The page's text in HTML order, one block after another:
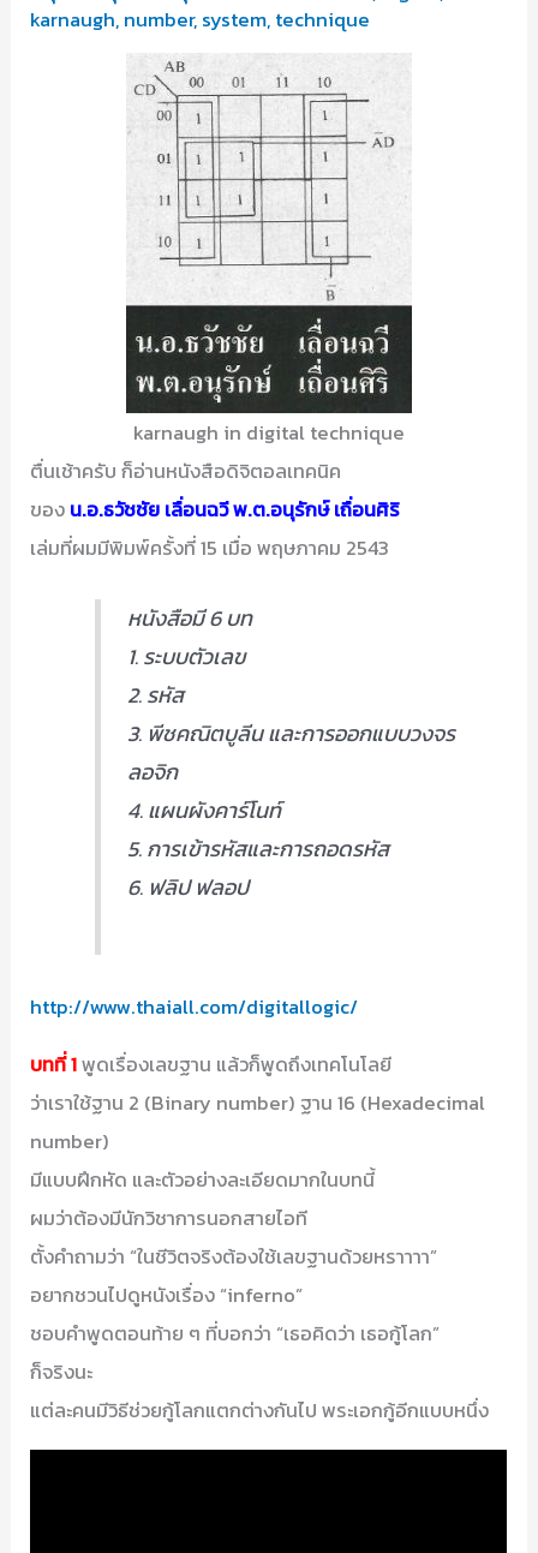
เทคนิค
karnaugh, number, system, technique
karnaugh in digital technique
ตื่นเช้าครับ ก็อ่านหนังสือดิจิตอลเทคนิค
ของ น.อ.ธวัชชัย เลื่อนฉวี พ.ต.อนุรักษ์ เถื่อนศิริ
เล่มที่ผมมีพิมพ์ครั้งที่ 15 เมื่อ พฤษภาคม 2543
หนังสือมี 6 บท
1. ระบบตัวเลข
2. รหัส
3. พีชคณิตบูลีน และการออกแบบวงจร
ลอจิก
4. แผนผังคาร์โนท์
5. การเข้ารหัสและการถอดรหัส
6. ฟลิป ฟลอป
http://www.thaiall.com/digitallogic/
บทที่ 1พูดเรื่องเลขฐาน แล้วก็พูดถึงเทคโนโลยี
ว่าเราใช้ฐาน 2 (Binary number) ฐาน 16 (Hexadecimal
number)
มีแบบฝึกหัด และตัวอย่างละเอียดมากในบทนี้
ผมว่าต้องมีนักวิชาการนอกสายไอที
ตั้งคำถามว่า “ในชีวิตจริงต้องใช้เลขฐานด้วยหราาาา”
อยากชวนไปดูหนังเรื่อง “inferno”
ชอบคำพูดตอนท้าย ๆ ที่บอกว่า “เธอคิดว่า เธอกู้โลก”
ก็จริงนะ
แต่ละคนมีวิธีช่วยกู้โลกแตกต่างกันไป พระเอกกู้อีกแบบหนึ่ง